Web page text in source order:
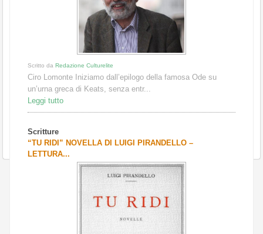
Scritto da Redazione Culturelite
Ciro Lomonte Iniziamo dall’epilogo della famosa Ode su
un’urna greca di Keats, senza entr...
Leggi tutto
Scritture
“TU RIDI” NOVELLA DI LUIGI PIRANDELLO –
LETTURA...